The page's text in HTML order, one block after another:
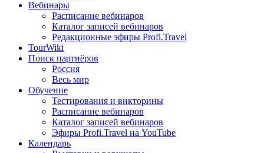
Вебинары
Расписание вебинаров
Каталог записей вебинаров
Редакционные эфиры Profi.Travel
TourWiki
Поиск партнёров
Россия
Весь мир
Обучение
Тестирования и викторины
Расписание вебинаров
Каталог записей вебинаров
Эфиры Profi.Travel на YouTube
Календарь